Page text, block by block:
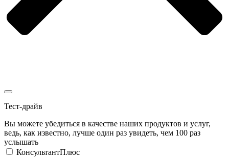
Тест-драйв
Вы можете убедиться в качестве наших продуктов и услуг,
ведь, как известно, лучше один раз увидеть, чем 100 раз
услышать
КонсультантПлюс